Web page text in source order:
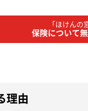
「ほけんの
保険について
理由